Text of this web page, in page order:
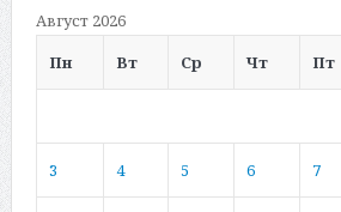
Август 2026
Пн
Вт Ср Чт Пт
3 4 5 6 7